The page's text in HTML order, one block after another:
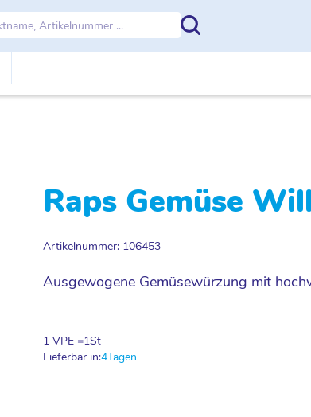
Raps Gemüse
Artikelnummer: 106453
Ausgewogene Gemüsewürzung mit
1 VPE =1St
Lieferbar in:4Tagen